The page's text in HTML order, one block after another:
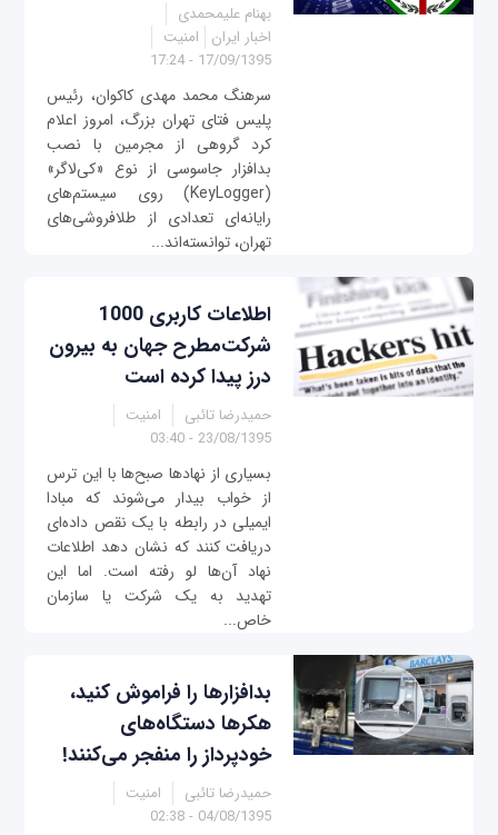
بهنام علیمحمدی
اخبار ایران
امنیت
17/09/1395 - 17:24
سرهنگ محمد مهدی کاکوان، رئیس
پلیس فتای تهران بزرگ، امروز اعلام
کرد گروهی از مجرمین با نصب
بدافزار جاسوسی از نوع «کی‌لاگر»
(KeyLogger) روی سیستم‌های
رایانه‌ای تعدادی از طلافروشی‌های
تهران، توانسته‌اند...
اطلاعات کاربری 1000
شرکت‌مطرح جهان به بیرون
درز پیدا کرده است
حمیدرضا تائبی
امنیت
23/08/1395 - 03:40
بسیاری از نهادها صبح‌ها با این ترس
از خواب بیدار می‌شوند که مبادا
ایمیلی در رابطه با یک نقص داده‌ای
دریافت کنند که نشان دهد اطلاعات
نهاد آن‌ها لو رفته است. اما این
تهدید به یک شرکت یا سازمان
خاص...
بدافزارها را فراموش کنید،
هکرها دستگاه‌های
خودپرداز را منفجر می‌کنند!
حمیدرضا تائبی
امنیت
04/08/1395 - 02:38